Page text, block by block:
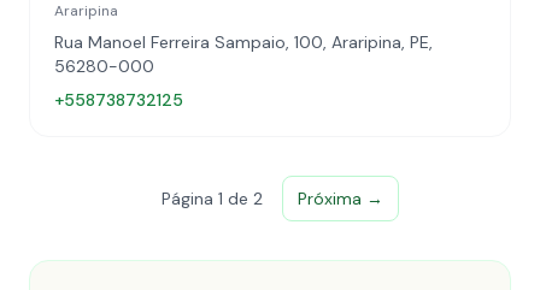
Araripina
Rua Manoel Ferreira Sampaio, 100, Araripina, PE,
56280-000
+558738732125
Página 1 de 2 Próxima →